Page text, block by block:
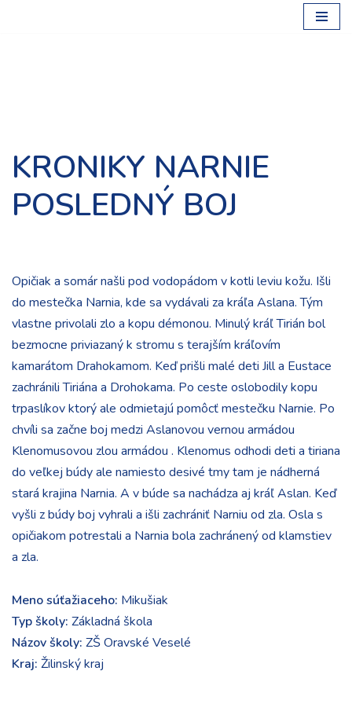
KRONIKY NARNIE
POSLEDNÝ BOJ
Opičiak a somár našli pod vodopádom v kotli leviu kožu. Išli
do mestečka Narnia, kde sa vydávali za kráľa Aslana. Tým
vlastne privolali zlo a kopu démonou. Minulý kráľ Tirián bol
bezmocne priviazaný k stromu s terajším kráľovím
kamarátom Drahokamom. Keď prišli malé deti Jill a Eustace
zachránili Tiriána a Drohokama. Po ceste oslobodily kopu
trpaslíkov ktorý ale odmietajú pomôcť mestečku Narnie. Po
chvíli sa začne boj medzi Aslanovou vernou armádou
Klenomusovou zlou armádou . Klenomus odhodi deti a tiriana
do veľkej búdy ale namiesto desivé tmy tam je nádherná
stará krajina Narnia. A v búde sa nachádza aj kráľ Aslan. Keď
vyšli z búdy boj vyhrali a išli zachrániť Narniu od zla. Osla s
opičiakom potrestali a Narnia bola zachránený od klamstiev
a zla.
Meno súťažiaceho: Mikušiak
Typ školy: Základná škola
Názov školy: ZŠ Oravské Veselé
Kraj: Žilinský kraj